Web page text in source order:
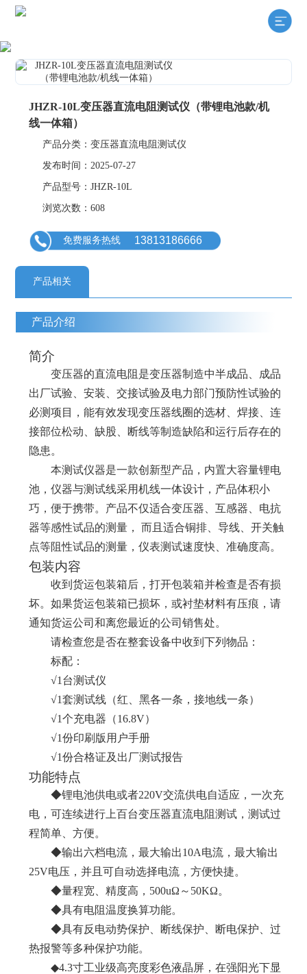
JHZR-10L变压器直流电阻测试仪（带锂电池款/机
线一体箱）
产品分类：变压器直流电阻测试仪
发布时间：2025-07-27
产品型号：JHZR-10L
浏览次数：608
免费服务热线 13813186666
产品相关
产品介绍
简介
变压器的直流电阻是变压器制造中半成品、成品
出厂试验、安装、交接试验及电力部门预防性试验的
必测项目，能有效发现变压器线圈的选材、焊接、连
接部位松动、缺股、断线等制造缺陷和运行后存在的
隐患 。
本测试仪器是一款创新型产品，内置大容量锂电
池，仪器与测试线采用机线一体设计，产品体积小
巧，便于携带。产品不仅适合变压器、互感器、电抗
器等感性试品的测量， 而且适合铜排、导线、开关触
点等阻性试品的测量，仪表测试速度快、准确度高。
包装内容
收到货运包装箱后，打开包装箱并检查是否有损
坏。如果货运包装箱已损坏，或衬垫材料有压痕，请
通知货运公司和离您最近的公司销售处。
请检查您是否在整套设备中收到下列物品：
标配：
√1 台测试仪
√1套测试线（红、黑各一条，接地线一条）
√1个充电器（16.8V）
√1份印刷版用户手册
√1份合格证及出厂测试报告
功能特点
◆锂电池供电或者220V交流供电自适应，一次充
电，可连续进行上百台变压器直流电阻测试，测试过
程简单、方便。
◆输出六档电流，最大输出10A电流，最大输出
25V电压，并且可自动选择电流，方便快捷。
◆量程宽、精度高， 500uΩ～ 50KΩ。
◆具有电阻温度换算功能。
◆具有反电动势保护、断线保护、断电保护、过
热报警等多种保护功能。
◆4.3寸工业级高亮度彩色液晶屏，在强阳光下显